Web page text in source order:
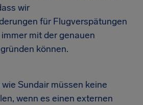
wir
für Flugverspätungen
mit der genauen
können.
Sundair müssen keine
wenn es einen externen